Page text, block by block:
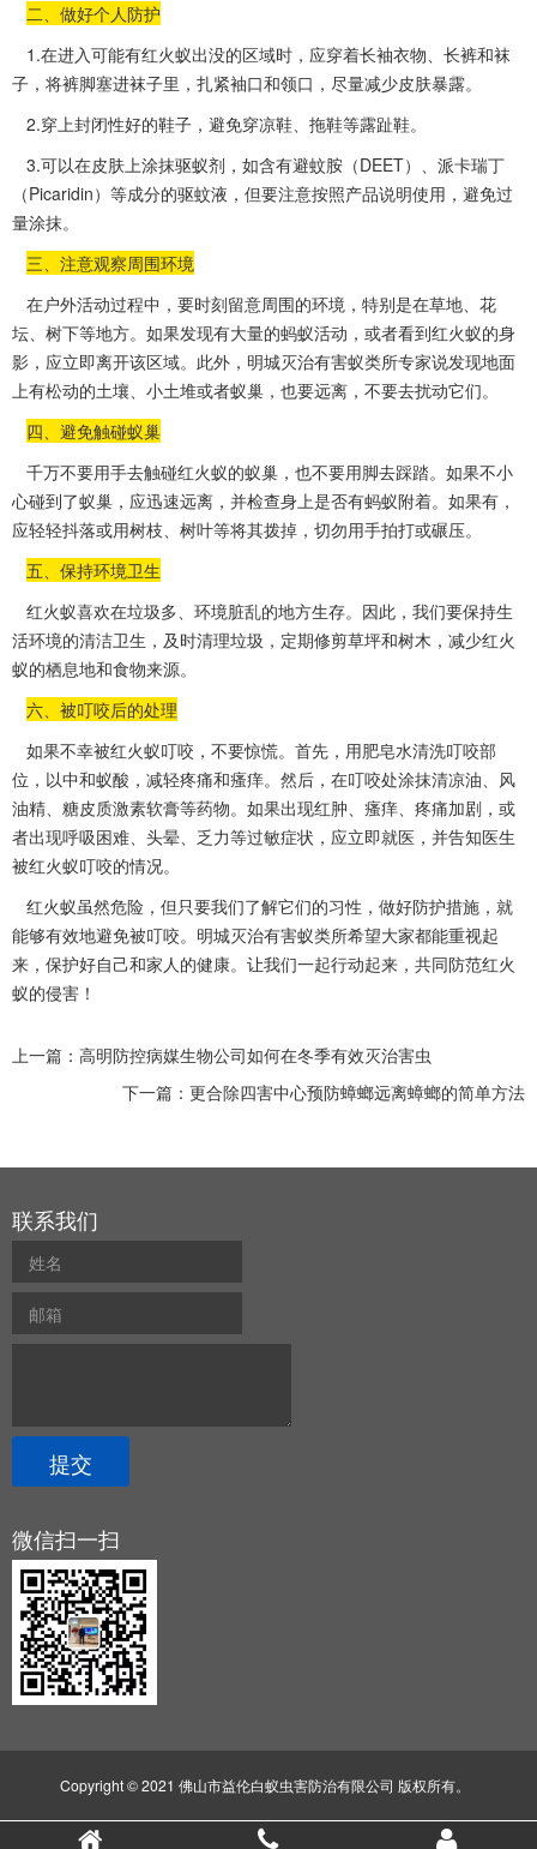
二、做好个人防护
1.在进入可能有红火蚁出没的区域时，应穿着长袖衣物、长裤和袜
子，将裤脚塞进袜子里，扎紧袖口和领口，尽量减少皮肤暴露。
2.穿上封闭性好的鞋子，避免穿凉鞋、拖鞋等露趾鞋。
3.可以在皮肤上涂抹驱蚁剂，如含有避蚊胺（DEET）、派卡瑞丁
（Picaridin）等成分的驱蚊液，但要注意按照产品说明使用，避免过
量涂抹。
三、注意观察周围环境
在户外活动过程中，要时刻留意周围的环境，特别是在草地、花
坛、树下等地方。如果发现有大量的蚂蚁活动，或者看到红火蚁的身
影，应立即离开该区域。此外，明城灭治有害蚁类所专家说发现地面
上有松动的土壤、小土堆或者蚁巢，也要远离，不要去扰动它们。
四、避免触碰蚁巢
千万不要用手去触碰红火蚁的蚁巢，也不要用脚去踩踏。如果不小
心碰到了蚁巢，应迅速远离，并检查身上是否有蚂蚁附着。如果有，
应轻轻抖落或用树枝、树叶等将其拨掉， 切勿用手拍打或碾压。
五、保持环境卫生
红火蚁喜欢在垃圾多、环境脏乱的地方生存。因此，我们要保持生
活环境的清洁卫生，及时清理垃圾，定期修剪草坪和树木，减少红火
蚁的栖息地和食物来源。
六、被叮咬后的处理
如果不幸被红火蚁叮咬，不要惊慌。首先，用肥皂水清洗叮咬部
位 ，以中和蚁酸，减轻疼痛和瘙痒。然后，在叮咬处涂抹清凉油、风
油精、糖皮质激素软膏等药物。如果出现红肿、瘙痒、疼痛加剧，或
者出现呼吸困难、头晕、乏力等过敏症状，应立即就医，并告知医生
被红火蚁叮咬的情况。
红火蚁虽然危险，但只要我们了解它们的习性，做好防护措施，就
能够有效地避免被叮咬。明城灭治有害蚁类所希望大家都能重视起
来，保护好自己和家人的健康。让我们一起行动起来，共同防范红火
蚁的侵害！
上一篇： 高明防控病媒生物公司如何在冬季有效灭治害虫
下一篇： 更合除四害中心预防蟑螂远离蟑螂的简单方法
联系我们
微信扫一扫
Copyright © 2021 佛山市益伦白蚁虫害防治有限公司 版权所有。